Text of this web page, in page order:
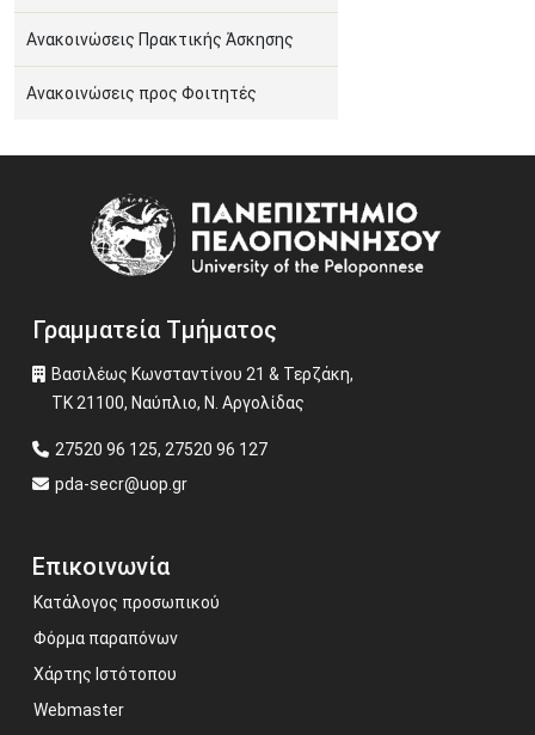
Ανακοινώσεις Πρακτικής Άσκησης
Ανακοινώσεις προς Φοιτητές
Γραμματεία Τμήματος
Βασιλέως Κωνσταντίνου 21 & Τερζάκη,
ΤΚ 21100, Ναύπλιο, Ν. Αργολίδας
27520 96 125, 27520 96 127
pda-secr@uop.gr
Επικοινωνία
Κατάλογος προσωπικού
Φόρμα παραπόνων
Χάρτης Ιστότοπου
Webmaster